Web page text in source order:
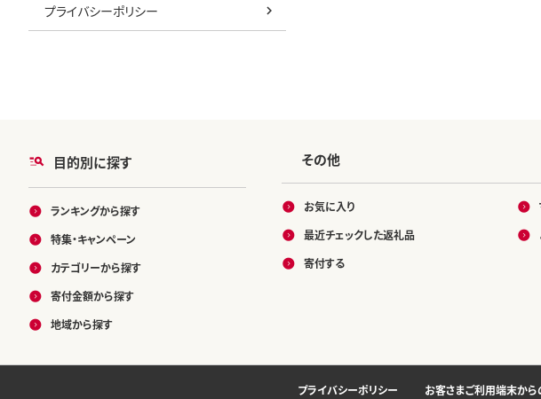
プライバシーポリシー
目的別に探す
ランキングから探す
特集・キャンペーン
カテゴリーから探す
寄付金額から探す
地域から探す
その他
お気に入り
最近チェックした返礼品
寄付する
プライバシーポリシー お客さまご利用端末か